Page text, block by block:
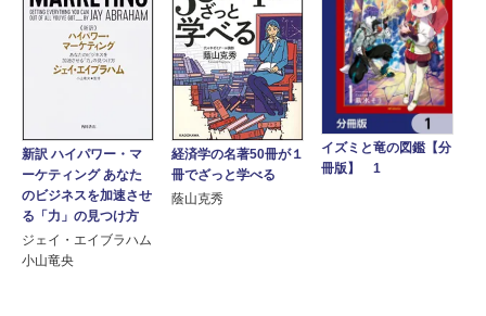
新訳 ハイパワー・マ
ーケティング あなた
のビジネスを加速させ
る「力」の見つけ方
ジェイ・エイブラハム
小山竜央
経済学の名著50冊が１
冊でざっと学べる
蔭山克秀
イズミと竜の図鑑【分
冊版】 1